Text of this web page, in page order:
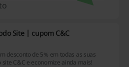
Site | cupom C&C
desconto de 5% em todas as suas
site C&C e economize ainda mais!